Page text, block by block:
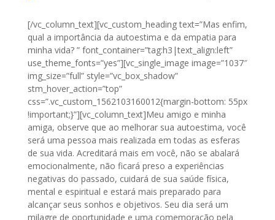
[/vc_column_text][vc_custom_heading text=”Mas enfim,
qual a importância da autoestima e da empatia para
minha vida? ” font_container=”tag:h3|text_align:left”
use_theme_fonts=”yes”][vc_single_image image=”1037″
img_size=”full” style=”vc_box_shadow”
stm_hover_action=”top”
css=”.vc_custom_1562103160012{margin-bottom: 55px
!important;}”][vc_column_text]Meu amigo e minha
amiga, observe que ao melhorar sua autoestima, você
será uma pessoa mais realizada em todas as esferas
de sua vida. Acreditará mais em você, não se abalará
emocionalmente, não ficará preso a experiências
negativas do passado, cuidará de sua saúde física,
mental e espiritual e estará mais preparado para
alcançar seus sonhos e objetivos. Seu dia será um
milagre de oportunidade e uma comemoração pela